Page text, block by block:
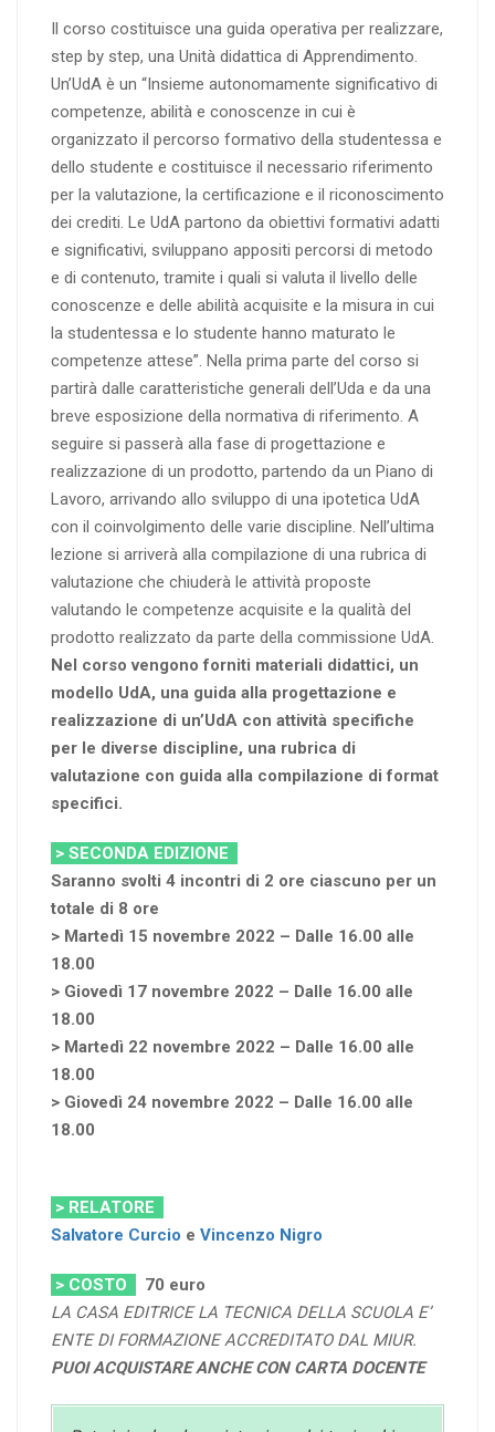
Il corso costituisce una guida operativa per realizzare,
step by step, una Unità didattica di Apprendimento.
Un’UdA è un “Insieme autonomamente significativo di
competenze, abilità e conoscenze in cui è
organizzato il percorso formativo della studentessa e
dello studente e costituisce il necessario riferimento
per la valutazione, la certificazione e il riconoscimento
dei crediti. Le UdA partono da obiettivi formativi adatti
e significativi, sviluppano appositi percorsi di metodo
e di contenuto, tramite i quali si valuta il livello delle
conoscenze e delle abilità acquisite e la misura in cui
la studentessa e lo studente hanno maturato le
competenze attese”. Nella prima parte del corso si
partirà dalle caratteristiche generali dell’Uda e da una
breve esposizione della normativa di riferimento. A
seguire si passerà alla fase di progettazione e
realizzazione di un prodotto, partendo da un Piano di
Lavoro, arrivando allo sviluppo di una ipotetica UdA
con il coinvolgimento delle varie discipline. Nell’ultima
lezione si arriverà alla compilazione di una rubrica di
valutazione che chiuderà le attività proposte
valutando le competenze acquisite e la qualità del
prodotto realizzato da parte della commissione UdA.
Nel corso vengono forniti materiali didattici, un
modello UdA, una guida alla progettazione e
realizzazione di un’UdA con attività specifiche
per le diverse discipline, una rubrica di
valutazione con guida alla compilazione di format
specifici.
> SECONDA EDIZIONE
Saranno svolti 4 incontri di 2 ore ciascuno per un
totale di 8 ore
> Martedì 15 novembre 2022 – Dalle 16.00 alle
18.00
> Giovedì 17 novembre 2022 – Dalle 16.00 alle
18.00
> Martedì 22 novembre 2022 – Dalle 16.00 alle
18.00
> Giovedì 24 novembre 2022 – Dalle 16.00 alle
18.00
> RELATORE
Salvatore Curcio e Vincenzo Nigro
> COSTO 70 euro
LA CASA EDITRICE LA TECNICA DELLA SCUOLA E’
ENTE DI FORMAZIONE ACCREDITATO DAL MIUR.
PUOI ACQUISTARE ANCHE CON CARTA DOCENTE